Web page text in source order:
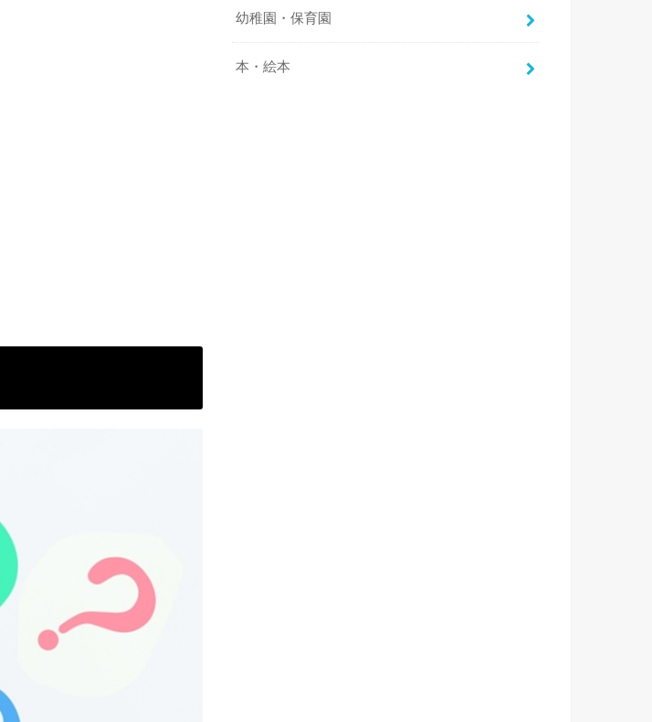
幼稚園・保育園
本・絵本